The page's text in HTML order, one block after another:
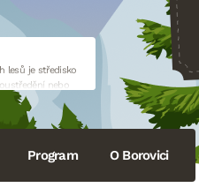
lesů je středisko
nebo
Program O Borovici